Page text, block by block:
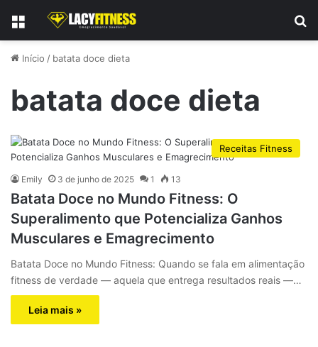
Menu
Início / batata doce dieta
batata doce dieta
Receitas Fitness
Emily 3 de junho de 2025 1 13
Batata Doce no Mundo Fitness: O
Superalimento que Potencializa Ganhos
Musculares e Emagrecimento
Batata Doce no Mundo Fitness: Quando se fala em alimentação
fitness de verdade — aquela que entrega resultados reais —…
Leia mais »